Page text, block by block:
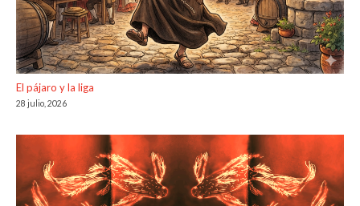
El pájaro y la liga
28 julio, 2026